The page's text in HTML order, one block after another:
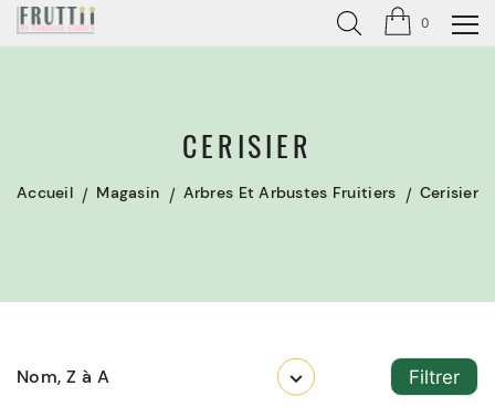
0
CERISIER
Accueil Magasin Arbres Et Arbustes Fruitiers Cerisier
Nom, Z à A Filtrer